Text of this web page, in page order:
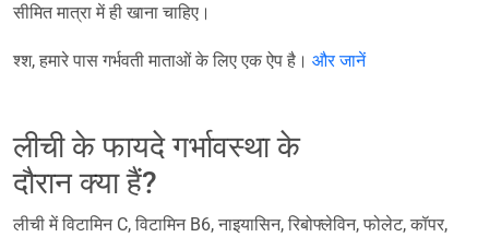
सीमित मात्रा में ही खाना चाहिए।
श्श, हमारे पास गर्भवती माताओं के लिए एक ऐप है। और जानें
लीची के फायदे गर्भावस्था के
दौरान क्या हैं?
लीची में विटामिन C, विटामिन B6, नाइयासिन, रिबोफ्लेविन, फोलेट, कॉपर,